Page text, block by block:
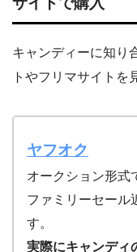
キャンディーに知り
トやフリマサイトを
ヤフオク
オークション形式
ファミリーセール
す。
実際にキャンディ